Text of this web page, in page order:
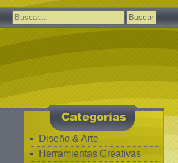
Buscar:
Diseño & Arte
Herramientas Creativas